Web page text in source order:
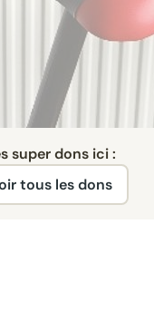
super dons ici :
tous les dons